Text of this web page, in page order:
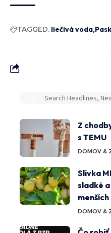
TAGGED: liečivá voda
Z
s TEMU
DOMOV &
Slivka
sladké
DOMOV &